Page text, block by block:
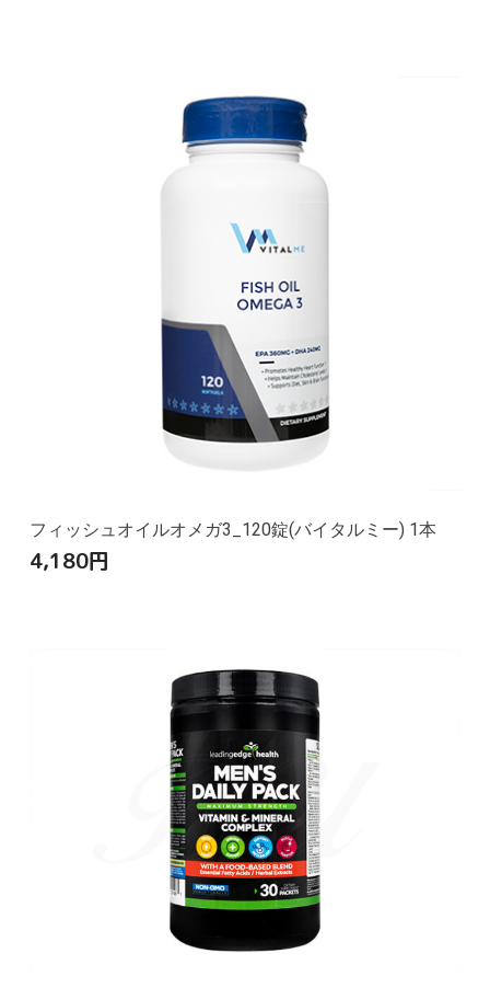
フィッシュオイルオメガ3_120錠(バイタルミー) 1本
4,180円